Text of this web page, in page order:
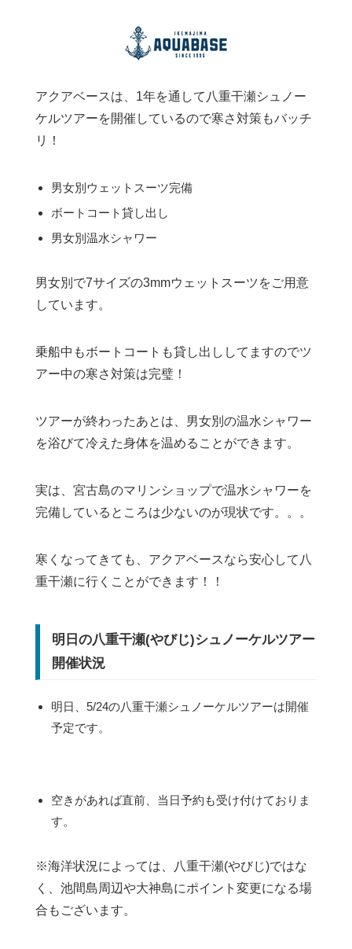
アクアベースは、1年を通して八重干瀬シュノー
ケルツアーを開催しているので寒さ対策もバッチ
リ！
男女別ウェットスーツ完備
ボートコート貸し出し
男女別温水シャワー
男女別で7サイズの3mmウェットスーツをご用意
しています。
乗船中もボートコートも貸し出ししてますのでツ
アー中の寒さ対策は完璧！
ツアーが終わったあとは、男女別の温水シャワー
を浴びて冷えた身体を温めることができます。
実は、宮古島のマリンショップで温水シャワーを
完備しているところは少ないのが現状です。。。
寒くなってきても、アクアベースなら安心して八
重干瀬に行くことができます！！
明日の八重干瀬(やびじ)シュノーケルツアー
開催状況
明日、5/24の八重干瀬シュノーケルツアーは開催
予定です。
空きがあれば直前、当日予約も受け付けておりま
す。
※海洋状況によっては、八重干瀬(やびじ)ではな
く、池間島周辺や大神島にポイント変更になる場
合もございます。